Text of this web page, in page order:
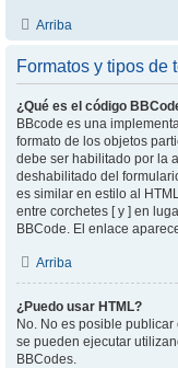
Arriba
Formatos y tipos de
¿Qué es el código
BBcode es una
formato de los objetos
debe ser habilitado por la
deshabilitado del
es similar en estilo al
entre corchetes [ y ] en
BBCode. El enlace
Arriba
¿Puedo usar HTML?
No. No es posible
se pueden ejecutar
BBCodes.